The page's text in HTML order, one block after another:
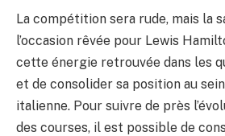
La compétition sera rude, mais la
l’occasion rêvée pour Lewis
cette énergie retrouvée dans les
et de consolider sa position au sein
italienne. Pour suivre de près
des courses, il est possible de